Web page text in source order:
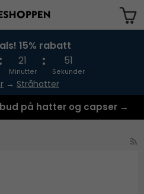
lagt til i handlekurven
15% rabatt
21
Minutter
51
Sekunder
→ Stråhatter
på hatter og capser →